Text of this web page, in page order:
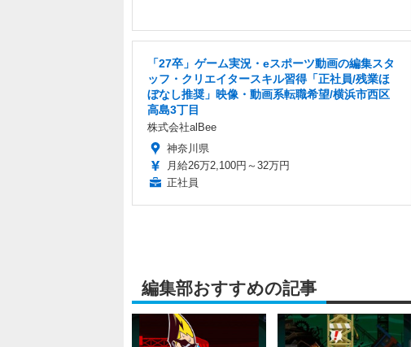
「27卒」ゲーム実況・eスポーツ動画の編集スタ
ッフ・クリエイタースキル習得「正社員/残業ほ
ぼなし推奨」映像・動画系転職希望/横浜市西区
高島3丁目
株式会社alBee
神奈川県
月給26万2,100円～32万円
正社員
編集部おすすめの記事